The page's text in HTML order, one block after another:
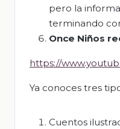
pero la
terminando
Once Niños
https://
Ya conoces tres
Cuentos